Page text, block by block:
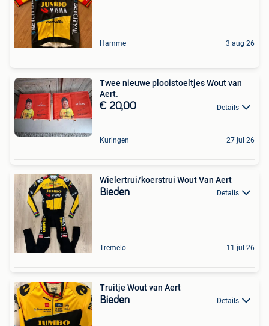
Hamme 3 aug 26
Twee nieuwe plooistoeltjes Wout van
Aert.
€ 20,00 Details
Kuringen 27 jul 26
Wielertrui/koerstrui Wout Van Aert
Bieden Details
Tremelo 11 jul 26
Truitje Wout van Aert
Bieden Details